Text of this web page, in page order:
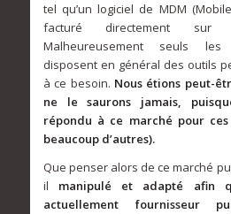
tel qu’un logiciel de MDM
facturé directement sur
Malheureusement seuls
disposent en général des outils
à ce besoin. Nous étions peut-
ne le saurons jamais,
répondu à ce marché pour
beaucoup d’autres).
Que penser alors de ce marché
il manipulé et adapté afin
actuellement fournisseur